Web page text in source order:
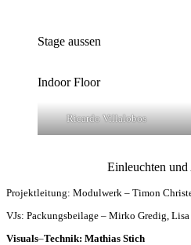
Stage aussen
Indoor Floor
Ricardo Villalobos
Einleuchten und
Projektleitung: Modulwerk – Timon
VJs: Packungsbeilage – Mirko Gredig,
Visuals–Technik: Mathias Stich